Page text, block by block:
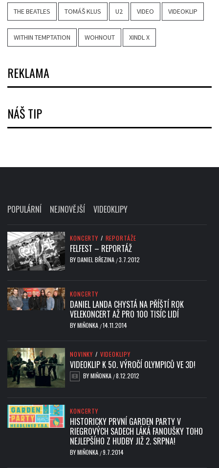
THE BEATLES TOMÁŠ KLUS U2 VIDEO VIDEOKLIP
WITHIN TEMPTATION WOHNOUT XINDL X
REKLAMA
NÁŠ TIP
POPULÁRNÍ NEJNOVĚJŠÍ VIDEOKLIPY
KONCERTY / REPORTÁŽE
FELFEST – REPORTÁŽ
BYDANIEL BŘEZINA /3.7.2012
KONCERTY
DANIEL LANDA CHYSTÁ NA PŘÍŠTÍ ROK
VELEKONCERT AŽ PRO 100 TISÍC LIDÍ
BYMIŇONKA /14.11.2014
NOVINKY / VIDEOKLIPY
VIDEOKLIP K 50. VÝROČÍ OLYMPICŮ VE 3D!
BYMIŇONKA /8.12.2012
KONCERTY
HISTORICKY PRVNÍ GARDEN PARTY V
RIEGROVÝCH SADECH LÁKÁ FANOUŠKY TOHO
NEJLEPŠÍHO Z HUDBY JIŽ 2. SRPNA!
BYMIŇONKA /9.7.2014